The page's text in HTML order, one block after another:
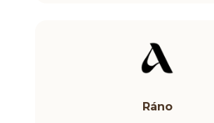
Ráno